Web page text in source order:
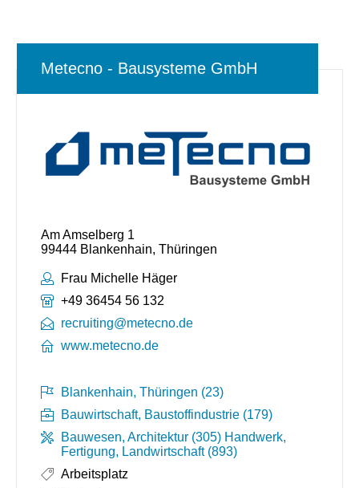
Metecno - Bausysteme GmbH
Am Amselberg 1
99444 Blankenhain, Thüringen
Ansprechpartner:
Frau Michelle Häger
Telefonnummer:
+49 36454 56 132
recruiting@metecno.de
www.metecno.de
Blankenhain, Thüringen (23)
Bauwirtschaft, Baustoffindustrie (179)
Bauwesen, Architektur (305) Handwerk,
Fertigung, Landwirtschaft (893)
Arbeitsplatz